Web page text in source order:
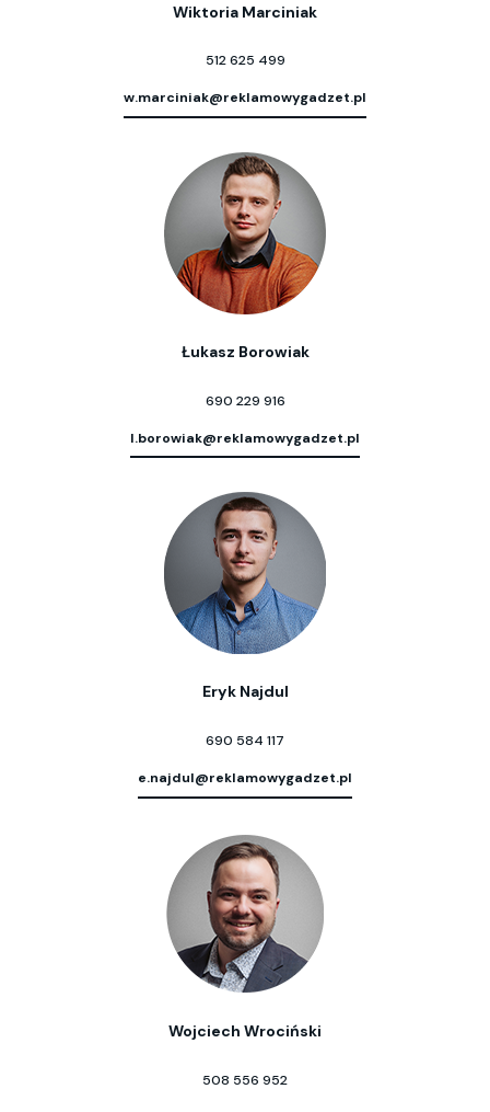
Wiktoria Marciniak
512 625 499
w.marciniak@reklamowygadzet.pl
Łukasz Borowiak
690 229 916
l.borowiak@reklamowygadzet.pl
Eryk Najdul
690 584 117
e.najdul@reklamowygadzet.pl
Wojciech Wrociński
508 556 952